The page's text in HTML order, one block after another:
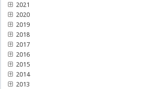
2021
2020
2019
2018
2017
2016
2015
2014
2013